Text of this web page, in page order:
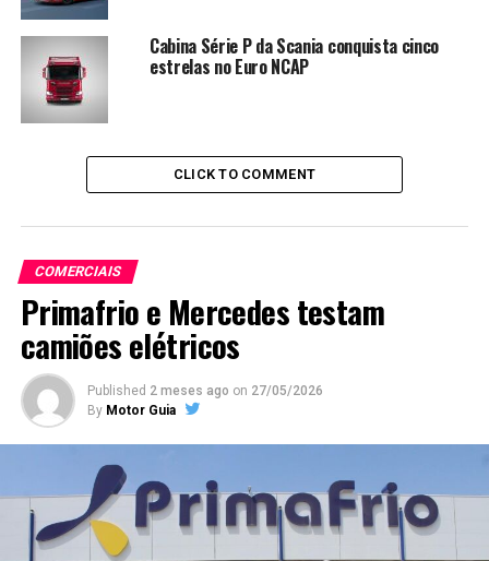
Cabina Série P da Scania conquista cinco
estrelas no Euro NCAP
CLICK TO COMMENT
COMERCIAIS
Primafrio e Mercedes testam
camiões elétricos
Published 2 meses ago on 27/05/2026
By Motor Guia